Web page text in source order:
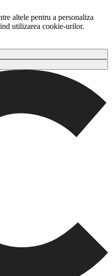
altele pentru a personaliza
utilizarea cookie-urilor.